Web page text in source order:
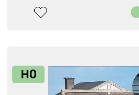
H0